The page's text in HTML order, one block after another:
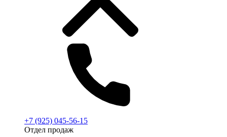
+7 (925) 045-56-15
Отдел продаж